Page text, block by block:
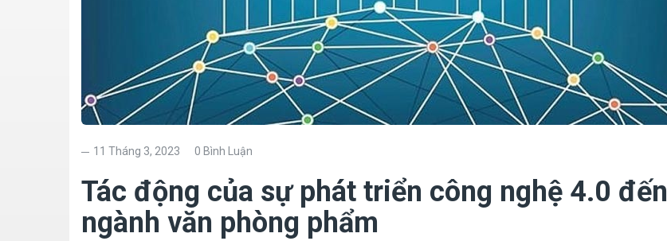
11 Tháng 3, 2023 0 Bình Luận
Tác động của sự phát triển công nghệ 4.0 đến
ngành văn phòng phẩm